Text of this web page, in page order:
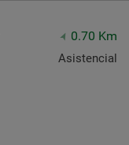
0.70 Km
Asistencial